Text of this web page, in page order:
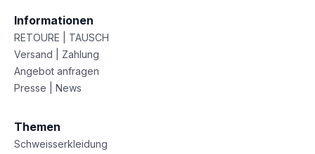
Informationen
RETOURE | TAUSCH
Versand | Zahlung
Angebot anfragen
Presse | News
Themen
Schweisserkleidung